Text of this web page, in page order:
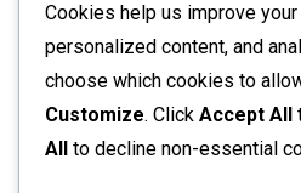
Összes bejegyzés
KERESÉS
Cookies help us improve
personalized content, and
choose which cookies to
Customize. Click Accept All
All to decline non-essential